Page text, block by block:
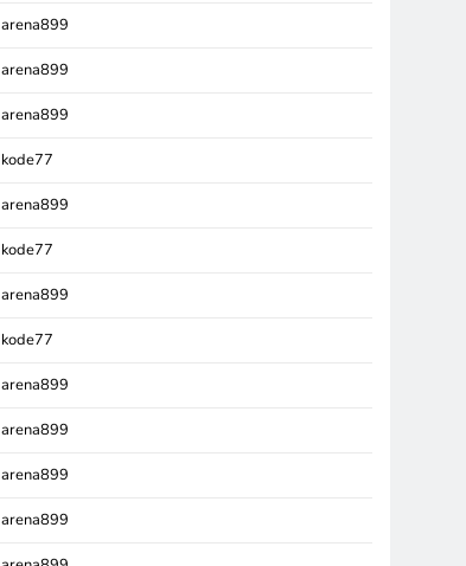
arena899
arena899
arena899
kode77
arena899
kode77
arena899
kode77
arena899
arena899
arena899
arena899